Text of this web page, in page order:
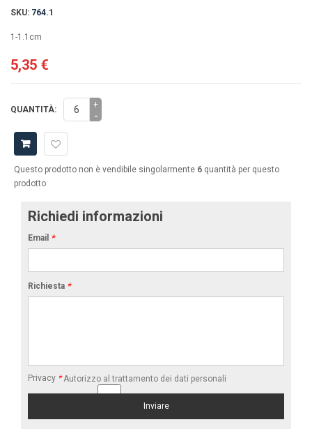
SKU: 764.1
1-1.1cm
5,35 €
QUANTITÀ: +
-
Questo prodotto non è vendibile singolarmente 6 quantità per questo
prodotto
Richiedi informazioni
Email *
Richiesta *
Privacy * Autorizzo al trattamento dei dati personali